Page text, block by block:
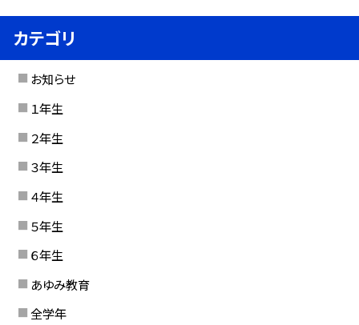
カテゴリ
お知らせ
１年生
２年生
３年生
４年生
５年生
６年生
あゆみ教育
全学年